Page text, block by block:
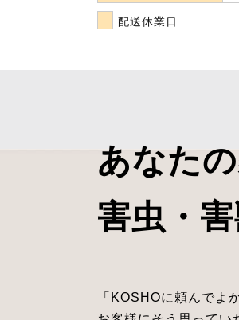
配送休業日
あなた
害虫・
「KOSHOに頼んでよ